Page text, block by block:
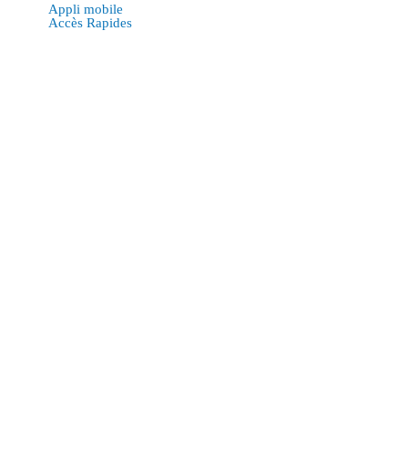
Appli mobile
Accès Rapides